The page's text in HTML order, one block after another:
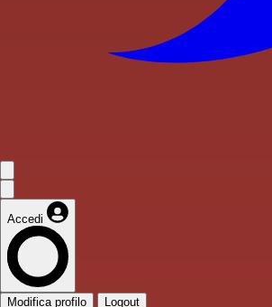
Accedi
Modifica profilo Logout